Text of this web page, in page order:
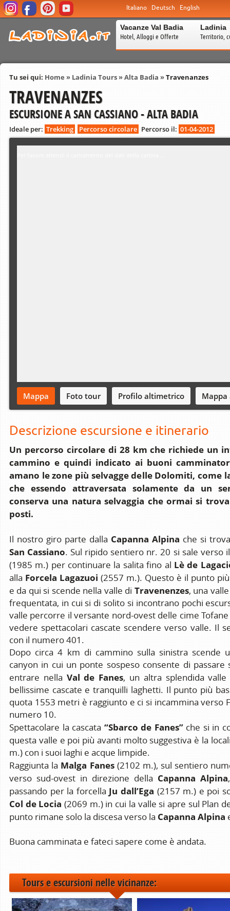
Italiano Deutsch English
Vacanze Val Badia
Hotel, Alloggi e Offerte
Ladinia
Territorio,
Tu sei qui: Home» Ladinia Tours»Alta Badia »Travenanzes
TRAVENANZES
ESCURSIONE A SAN CASSIANO - ALTA BADIA
Ideale per: Trekking Percorso circolare Percorso il: 01-04-2012
Mappa Foto tour Profilo altimetrico Mappa
Descrizione escursione e itinerario
Un percorso circolare di 28 km che richiede un
cammino e quindi indicato ai buoni
amano le zone più selvagge delle Dolomiti, come
che essendo attraversata solamente da un
conserva una natura selvaggia che ormai si
posti.
Il nostro giro parte dalla Capanna Alpina che si
San Cassiano. Sul ripido sentiero nr. 20 si sale verso
(1985 m.) per continuare la salita fino al Lè de
alla Forcela Lagazuoi (2557 m.). Questo è il punto
e da qui si scende nella valle di Travenenzes, una
frequentata, in cui si di solito si incontrano pochi
valle percorre il versante nord-ovest delle cime
vedere spettacolari cascate scendere verso valle. Il
con il numero 401.
Dopo circa 4 km di cammino sulla sinistra scende
canyon in cui un ponte sospeso consente di passare
entrare nellaVal de Fanes, un altra splendida valle
bellissime cascate e tranquilli laghetti. Il punto più
quota 1553 metri è raggiunto e ci si incammina verso
numero 10.
Spettacolare la cascata “Sbarco de Fanes” che si in
questa valle e poi più avanti molto suggestiva è la
m.) con i suoi laghi e acque limpide.
Raggiunta la Malga Fanes(2102 m.), sul sentiero
verso sud-ovest in direzione della Capanna Alpina
passando per la forcella Ju dall’Ega (2157 m.) e poi
Col de Locia (2069 m.) in cui la valle si apre sul Plan
punto rimane solo la discesa verso la Capanna Alpina
Buona camminata e fateci sapere come è andata.
Tours e escursioni nelle vicinanze: